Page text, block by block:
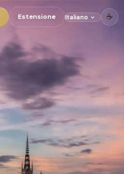
Estensione ☕